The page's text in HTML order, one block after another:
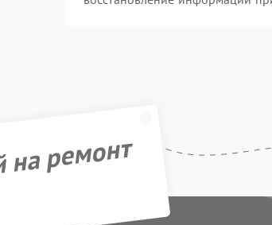
ремонт